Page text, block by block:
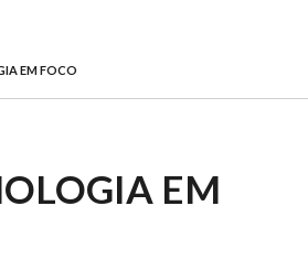
EM FOCO
EM